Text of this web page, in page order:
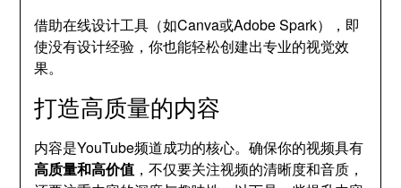
借助在线设计工具（如Canva或Adobe Spark），即
使没有设计经验，你也能轻松创建出专业的视觉效
果。
打造高质量的内容
内容是YouTube频道成功的核心。确保你的视频具有
高质量和高价值 ，不仅要关注视频的清晰度和音质，